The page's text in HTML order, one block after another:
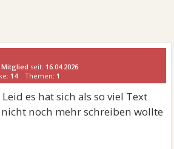
Mitglied seit: 16.04.2026
14 Themen: 1
es hat sich als so viel Text
noch mehr schreiben wollte